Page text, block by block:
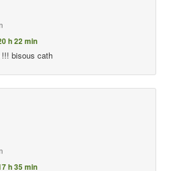
h 22 min
bisous cath
h 35 min